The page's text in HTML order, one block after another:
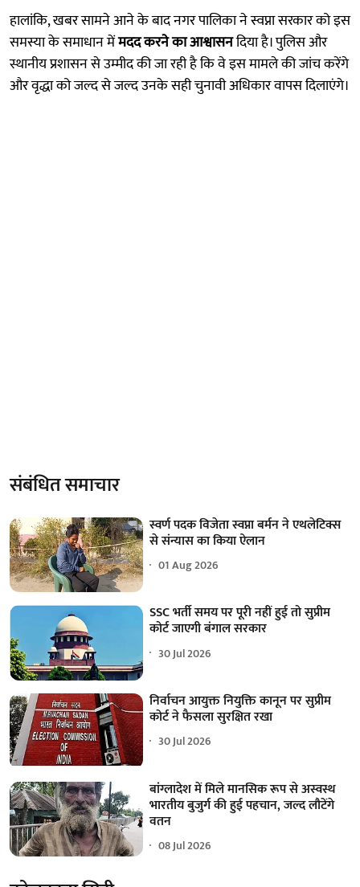
हालांकि, खबर सामने आने के बाद नगर पालिका ने स्वप्ना सरकार को इस
समस्या के समाधान मेंमदद करने का आश्वासनदिया है। पुलिस और
स्थानीय प्रशासन से उम्मीद की जा रही है कि वे इस मामले की जांच करेंगे
और वृद्धा को जल्द से जल्द उनके सही चुनावी अधिकार वापस दिलाएंगे।
संबंधित समाचार
स्वर्ण पदक विजेता स्वप्ना बर्मन ने एथलेटिक्स
से संन्यास का किया ऐलान
01 Aug 2026
SSC भर्ती समय पर पूरी नहीं हुई तो सुप्रीम
कोर्ट जाएगी बंगाल सरकार
30 Jul 2026
निर्वाचन आयुक्त नियुक्ति कानून पर सुप्रीम
कोर्ट ने फैसला सुरक्षित रखा
30 Jul 2026
बांग्लादेश में मिले मानसिक रूप से अस्वस्थ
भारतीय बुजुर्ग की हुई पहचान, जल्द लौटेंगे
वतन
08 Jul 2026